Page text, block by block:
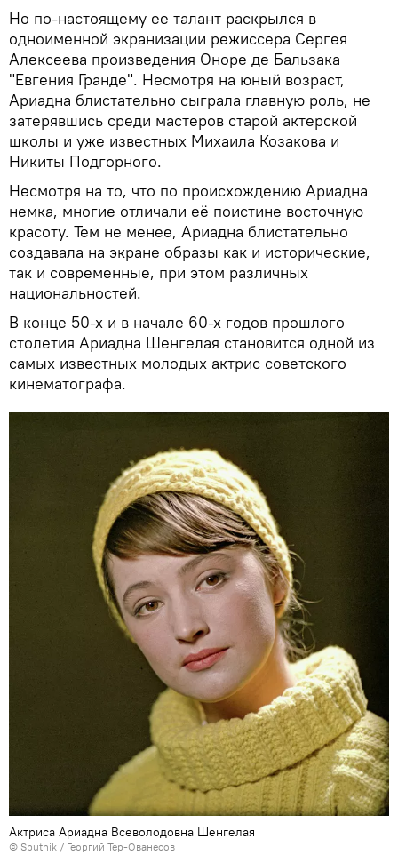
Но по-настоящему ее талант раскрылся в
одноименной экранизации режиссера Сергея
Алексеева произведения Оноре де Бальзака
"Евгения Гранде". Несмотря на юный возраст,
Ариадна блистательно сыграла главную роль, не
затерявшись среди мастеров старой актерской
школы и уже известных Михаила Козакова и
Никиты Подгорного.
Несмотря на то, что по происхождению Ариадна
немка, многие отличали её поистине восточную
красоту. Тем не менее, Ариадна блистательно
создавала на экране образы как и исторические,
так и современные, при этом различных
национальностей.
В конце 50-х и в начале 60-х годов прошлого
столетия Ариадна Шенгелая становится одной из
самых известных молодых актрис советского
кинематографа.
Актриса Ариадна Всеволодовна Шенгелая
© Sputnik / Георгий Тер-Ованесов